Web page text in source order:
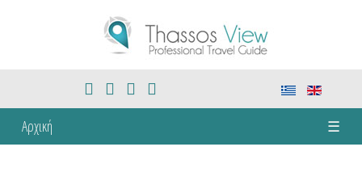
Αρχική ☰